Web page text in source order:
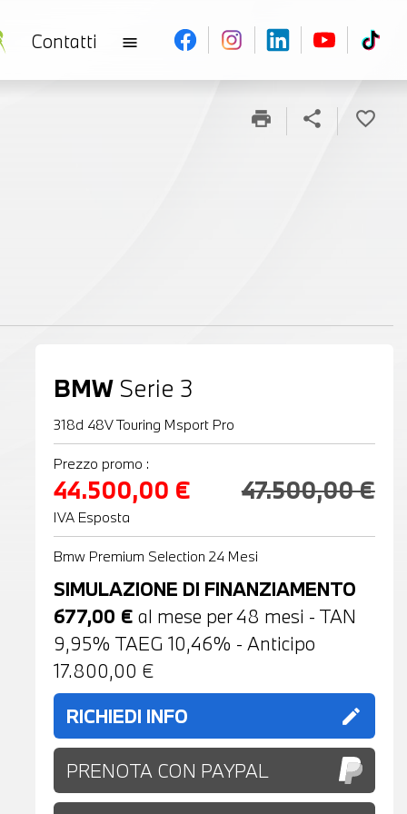
Contatti menu
print share favorite_border
BMW Serie 3
318d 48V Touring Msport Pro
Prezzo promo :
44.500,00 € 47.500,00 €
IVA Esposta
Bmw Premium Selection 24 Mesi
SIMULAZIONE DI FINANZIAMENTO
677,00 € al mese per48 mesi - TAN
9,95% TAEG 10,46% - Anticipo
17.800,00 €
RICHIEDI INFO
edit
PRENOTA CON PAYPAL